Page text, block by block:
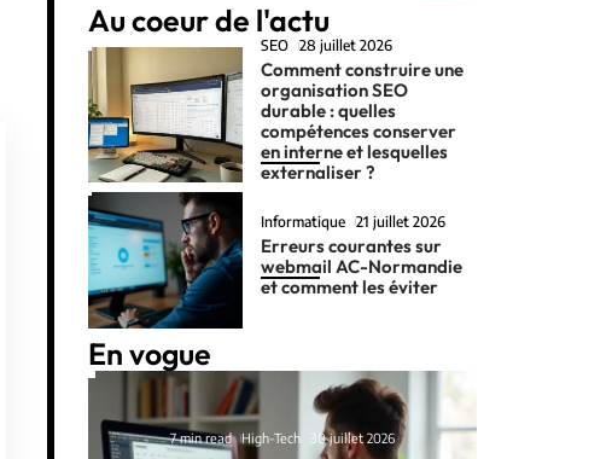
Au coeur de l'actu
SEO 28 juillet 2026
Comment construire une
organisation SEO
durable : quelles
compétences conserver
en interne et lesquelles
externaliser ?
Informatique 21 juillet 2026
Erreurs courantes sur
webmail AC-Normandie
et comment les éviter
En vogue
7 min read High-Tech 30 juillet 2026